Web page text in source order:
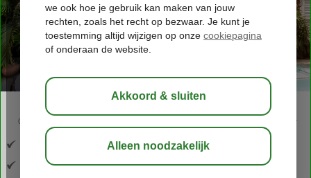
09:00 bewaar
Inclusief vlucht en huurauto
In de trendy wijk Otrobanda